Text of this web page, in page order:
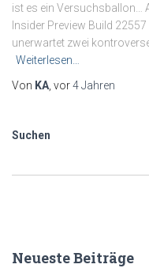
ist es ein Versuchsballon…
Insider Preview Build
unerwartet zwei
Weiterlesen…
Von KA , vor4 Jahren
Suchen
Neueste Beiträge